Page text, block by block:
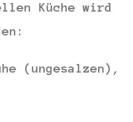
Küche wird
(ungesalzen),